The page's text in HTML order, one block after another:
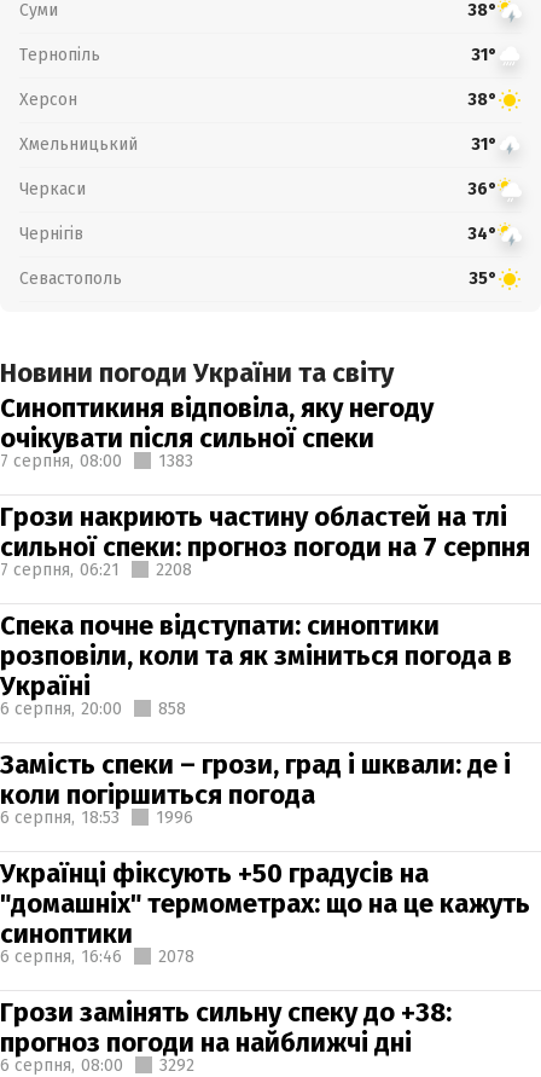
Суми 38°
Тернопіль 31°
Херсон 38°
Хмельницький 31°
Черкаси 36°
Чернігів 34°
Севастополь 35°
Новини погоди України та світу
Синоптикиня відповіла, яку негоду
очікувати після сильної спеки
7 серпня, 08:00 1383
Грози накриють частину областей на тлі
сильної спеки: прогноз погоди на 7 серпня
7 серпня, 06:21 2208
Спека почне відступати: синоптики
розповіли, коли та як зміниться погода в
Україні
6 серпня, 20:00 858
Замість спеки – грози, град і шквали: де і
коли погіршиться погода
6 серпня, 18:53 1996
Українці фіксують +50 градусів на
"домашніх" термометрах: що на це кажуть
синоптики
6 серпня, 16:46 2078
Грози замінять сильну спеку до +38:
прогноз погоди на найближчі дні
6 серпня, 08:00 3292